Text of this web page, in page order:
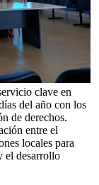
clave en
del año con los
de derechos.
entre el
locales para
el desarrollo